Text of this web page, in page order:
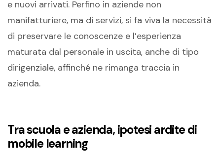
e nuovi arrivati. Perfino in aziende non
manifatturiere, ma di servizi, si fa viva la necessità
di preservare le conoscenze e l’esperienza
maturata dal personale in uscita, anche di tipo
dirigenziale, affinché ne rimanga traccia in
azienda.
Tra scuola e azienda, ipotesi ardite di
mobile learning